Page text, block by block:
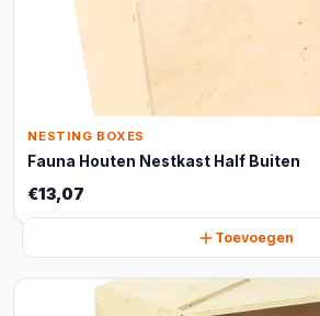
NESTING BOXES
Fauna Houten Nestkast Half Buiten
€13,07
Toevoegen